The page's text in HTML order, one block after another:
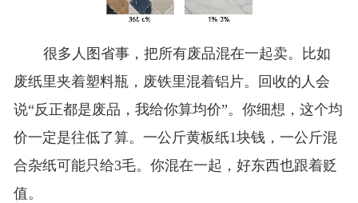
很多人图省事，把所有废品混在一起卖。比如
废纸里夹着塑料瓶，废铁里混着铝片。回收的人会
说“反正都是废品，我给你算均价”。你细想，这个均
价一定是往低了算。一公斤黄板纸1块钱，一公斤混
合杂纸可能只给3毛。你混在一起，好东西也跟着贬
值。